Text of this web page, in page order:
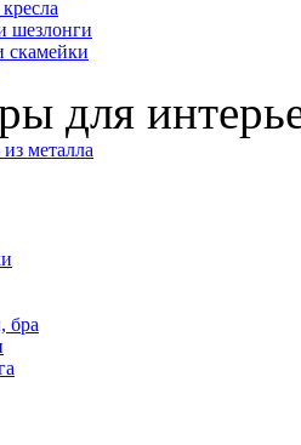
шезлонги
скамейки
для
металла
бра